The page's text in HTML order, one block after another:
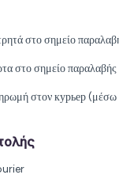
στο σημείο
στο σημείο παραλαβής
στον курьер